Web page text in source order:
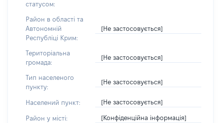
статусом:
Район в області та
Автономній
Республіці Крим:
[Не застосовується]
Територіальна
громада:
[Не застосовується]
Тип населеного
пункту:
[Не застосовується]
Населений пункт: [Не застосовується]
Район у місті: [Конфіденційна інформація]